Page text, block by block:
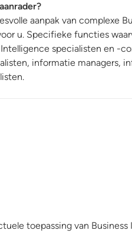
aanpak van complexe
u. Specifieke functies
specialisten en -
informatie managers,
toepassing van